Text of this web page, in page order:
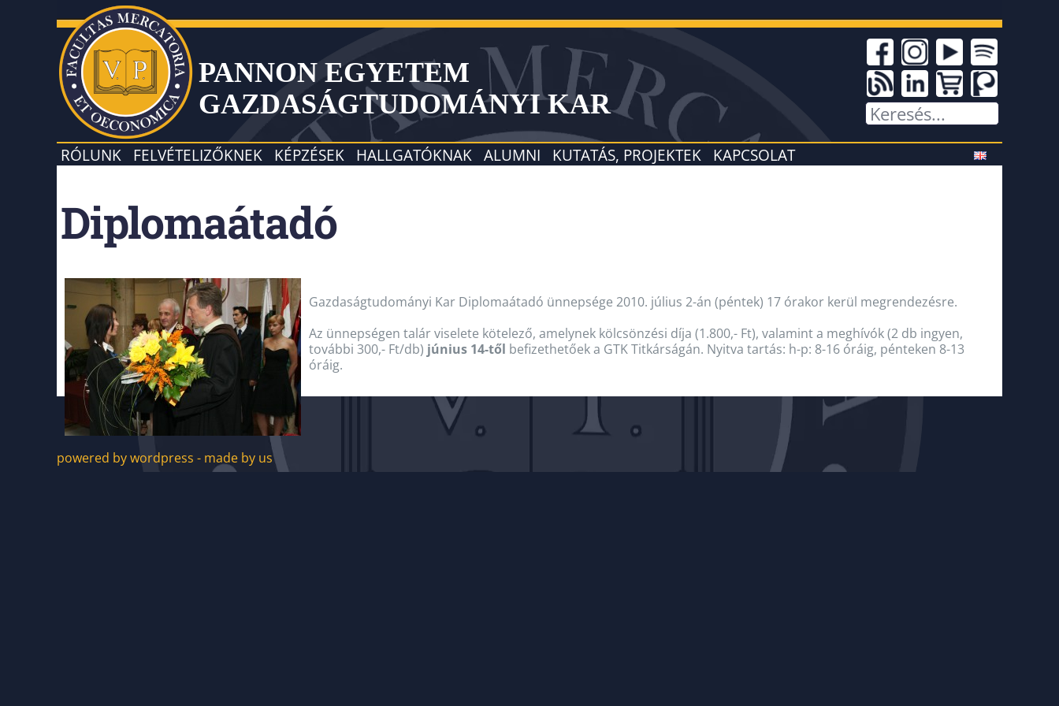
PANNON EGYETEM
GAZDASÁGTUDOMÁNYI KAR
RÓLUNK FELVÉTELIZŐKNEK KÉPZÉSEK HALLGATÓKNAK ALUMNI KUTATÁS, PROJEKTEK KAPCSOLAT
Diplomaátadó
Gazdaságtudományi Kar Diplomaátadó ünnepsége 2010. július 2-án (péntek) 17 órakor kerül megrendezésre.
Az ünnepségen talár viselete kötelező, amelynek kölcsönzési díja (1.800,- Ft), valamint a meghívók (2 db ingyen,
további 300,- Ft/db) június 14-től befizethetőek a GTK Titkárságán. Nyitva tartás: h-p: 8-16 óráig, pénteken 8-13
óráig.
powered by wordpress - made by us